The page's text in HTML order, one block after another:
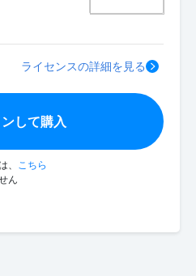
ライセンスの詳細を見る
して購入
、 こちら
ん